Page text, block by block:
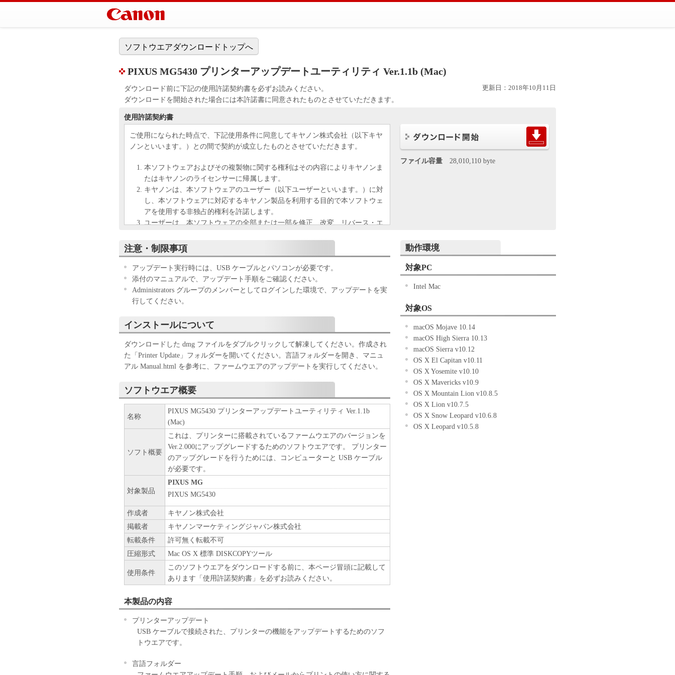
ソフトウエアダウンロードトップへ
PIXUS MG5430 プリンターアップデートユーティリティ Ver.1.1b (Mac)
ダウンロード前に下記の使用許諾契約書を必ずお読みください。
ダウンロードを開始された場合には本許諾書に同意されたものとさせていただきます。
更新日：2018年10月11日
使用許諾契約書
ご使用になられた時点で、下記使用条件に同意してキヤノン株式会社（以下キヤ
ノンといいます。）との間で契約が成立したものとさせていただきます。
本ソフトウェアおよびその複製物に関する権利はその内容によりキヤノンま
たはキヤノンのライセンサーに帰属します。
キヤノンは、本ソフトウェアのユーザー（以下ユーザーといいます。）に対
し、本ソフトウェアに対応するキヤノン製品を利用する目的で本ソフトウェ
アを使用する非独占的権利を許諾します。
ユーザーは、本ソフトウェアの全部または一部を修正、改変、リバース・エ
ん。
キヤノン、キヤノンマーケティングジャパン株式会社およびキヤノンのライ
センサーは、本ソフトウェアがユーザーの特定の目的のために適当であるこ
と、もしくは有用であること、または本ソフトウェアに瑕疵がないこと、そ
の他本ソフトウェアに関していかなる保証もいたしません。
キヤノン、キヤノンマーケティングジャパン株式会社およびキヤノンのライ
は間接的な損失、損害等について、いかなる場合においても一切の責任を負
いません。
ユーザーは、日本国政府または該当国の政府より必要な許可等を得ることな
しに、本ソフトウェアの全部または一部を、直接または間接に輸出してはな
りません。
ファイル容量 28,010,110 byte
注意・制限事項
アップデート実行時には、USB ケーブルとパソコンが必要です。
添付のマニュアルで、アップデート手順をご確認ください。
Administrators グループのメンバーとしてログインした環境で、アップデートを実
行してください。
インストールについて
ダウンロードした dmg ファイルをダブルクリックして解凍してください。作成され
た「Printer Update」フォルダーを開いてください。言語フォルダーを開き、マニュ
アル Manual.html を参考に、ファームウエアのアップデートを実行してください。
ソフトウエア概要
名称
PIXUS MG5430 プリンターアップデートユーティリティ Ver.1.1b
(Mac)
ソフト概要
これは、プリンターに搭載されているファームウエアのバージョンを
Ver.2.000にアップグレードするためのソフトウエアです。 プリンター
のアップグレードを行うためには、コンピューターと USB ケーブル
が必要です。
対象製品
PIXUS MG
PIXUS MG5430
作成者
キヤノン株式会社
掲載者
キヤノンマーケティングジャパン株式会社
転載条件
許可無く転載不可
圧縮形式
Mac OS X 標準 DISKCOPYツール
使用条件
このソフトウエアをダウンロードする前に、本ページ冒頭に記載して
あります「使用許諾契約書」を必ずお読みください。
本製品の内容
プリンターアップデート
USB ケーブルで接続された、プリンターの機能をアップデートするためのソフ
トウエアです。
言語フォルダー
動作環境
対象PC
Intel Mac
対象OS
macOS Mojave 10.14
macOS High Sierra 10.13
macOS Sierra v10.12
OS X El Capitan v10.11
OS X Yosemite v10.10
OS X Mavericks v10.9
OS X Mountain Lion v10.8.5
OS X Lion v10.7.5
OS X Snow Leopard v10.6.8
OS X Leopard v10.5.8